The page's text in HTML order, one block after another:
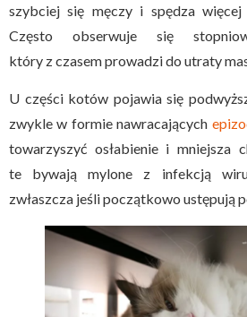
szybciej się męczy i spędza więcej
Często obserwuje się
który z czasem prowadzi do utraty
U części kotów pojawia się
zwykle w formie nawracających
towarzyszyć osłabienie i mniejsza
te bywają mylone z infekcją
zwłaszcza jeśli początkowo ustępują